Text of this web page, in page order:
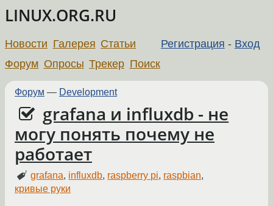
LINUX.ORG.RU
Регистрация - Вход
Новости Галерея Статьи
Форум Опросы Трекер Поиск
Форум — Development
grafana и influxdb - не
могу понять почему не
работает
grafana, influxdb, raspberry pi, raspbian,
кривые руки